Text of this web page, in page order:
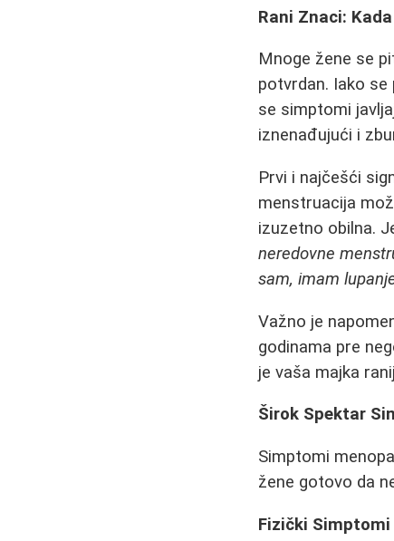
Rani Znaci:
Mnoge žene se
potvrdan. Iako
se simptomi
iznenađujući i
Prvi i najčešći
menstruacija
izuzetno obilna.
neredovne
sam, imam
Važno je
godinama pre
je vaša majka
Širok Spektar
Simptomi
žene gotovo da
Fizički Simptomi